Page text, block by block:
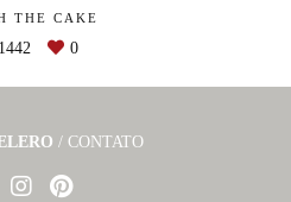
THE CAKE
1442 0
/ CONTATO